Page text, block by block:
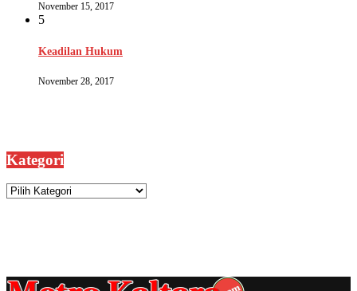
November 15, 2017
5
Keadilan Hukum
November 28, 2017
Kategori
Kategori